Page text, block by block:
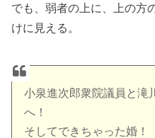
でも、弱者の上に、上の方
けに見える。
小泉進次郎衆院議員と滝
へ！
そしてできちゃった婚！